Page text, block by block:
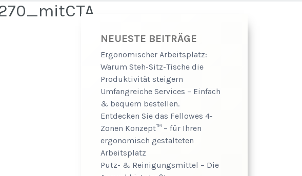
NEUESTE BEITRÄGE
Ergonomischer Arbeitsplatz:
Warum Steh-Sitz-Tische die
Produktivität steigern
Umfangreiche Services – Einfach
& bequem bestellen.
Entdecken Sie das Fellowes 4-
Zonen Konzept™ – für Ihren
ergonomisch gestalteten
Arbeitsplatz
Putz- & Reinigungsmittel – Die